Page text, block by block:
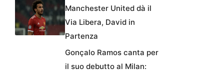
Manchester United dà il
Via Libera, David in
Partenza
Gonçalo Ramos canta per
il suo debutto al Milan: